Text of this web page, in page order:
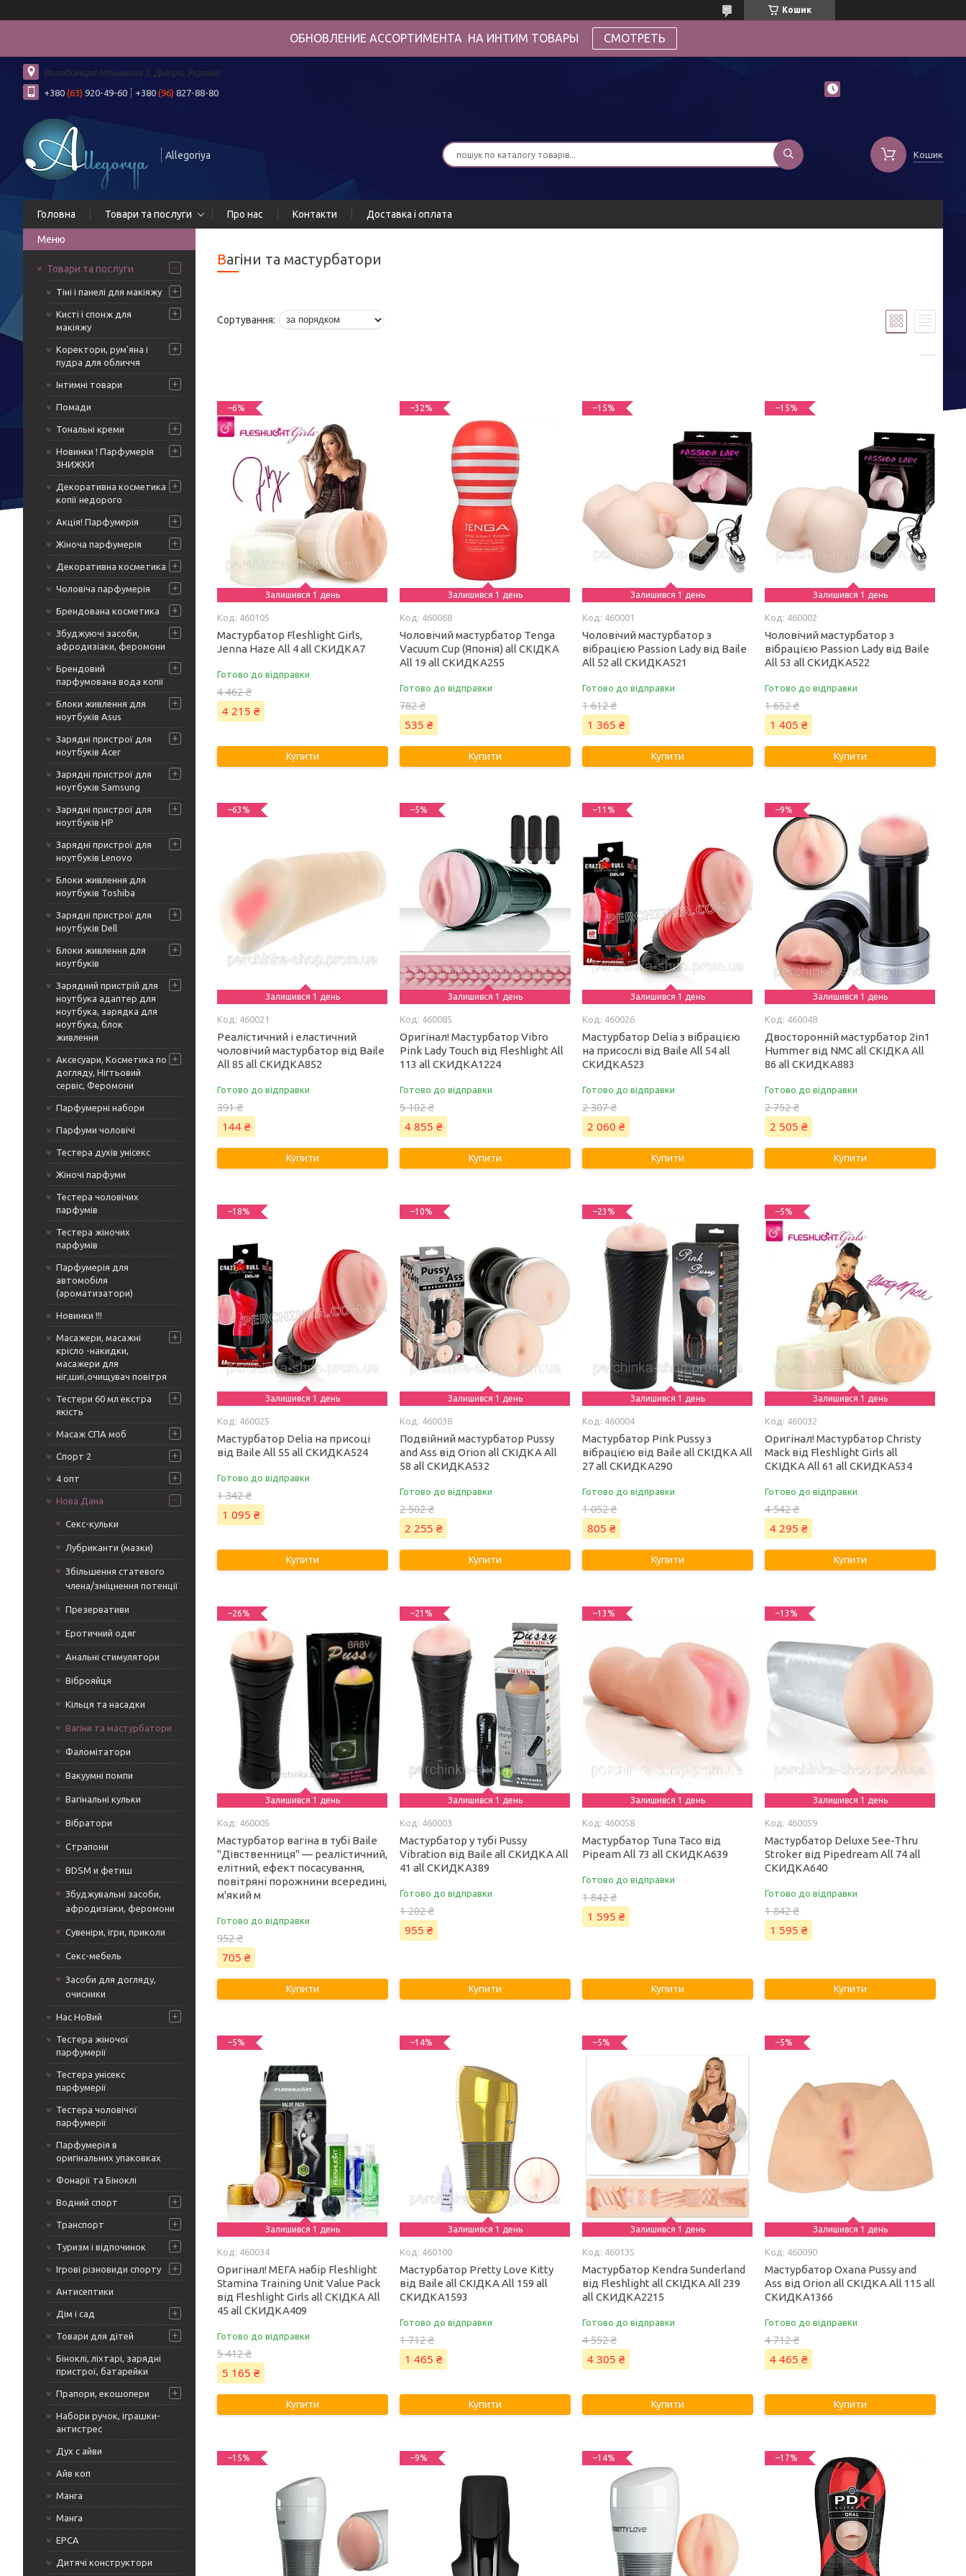
Кошик
ОБНОВЛЕНИЕ АССОРТИМЕНТА НА ИНТИМ ТОВАРЫ СМОТРЕТЬ
Володимира Мономаха 7, Дніпро, Україна
+380 (63) 920-49-60 +380 (96) 827-88-80
Allegoriya Кошик
Головна Товари та послуги Про нас Контакти Доставка і оплата
Товари та послуги
Тіні і панелі для макіяжу
Кисті і спонж для
макіяжу
Коректори, рум'яна і
пудра для обличчя
Інтимні товари
Помади
Тональні креми
Новинки ! Парфумерія
ЗНИЖКИ
Декоративна косметика
копії недорого
Акція! Парфумерія
Жіноча парфумерія
Декоративна косметика
Чоловіча парфумерія
Брендована косметика
Збуджуючі засоби,
афродизіаки, феромони
Брендовий
парфумована вода копії
Блоки живлення для
ноутбуків Asus
Зарядні пристрої для
ноутбуків Acer
Зарядні пристрої для
ноутбуків Samsung
Зарядні пристрої для
ноутбуків HP
Зарядні пристрої для
ноутбуків Lenovo
Блоки живлення для
ноутбуків Toshiba
Зарядні пристрої для
ноутбуків Dell
Блоки живлення для
ноутбуків
Зарядний пристрій для
ноутбука адаптер для
ноутбука, зарядка для
ноутбука, блок
живлення
Аксесуари, Косметика по
догляду, Нігтьовий
сервіс, Феромони
Парфумерні набори
Парфуми чоловічі
Тестера духів унісекс
Жіночі парфуми
Тестера чоловічих
парфумів
Тестера жіночих
парфумів
Парфумерія для
автомобіля
(ароматизатори)
Новинки !!!
Масажери, масажні
крісло -накидки,
масажери для
ніг,шиї,очищувач повітря
Тестери 60 мл екстра
якість
Масаж СПА моб
Спорт 2
4 опт
Нова Дана
Секс-кульки
Лубриканти (мазки)
Збільшення статевого
члена/зміцнення потенції
Презервативи
Еротичний одяг
Анальні стимулятори
Віброяйця
Кільця та насадки
Вагіни та мастурбатори
Фаломітатори
Вакуумні помпи
Вагінальні кульки
Вібратори
Страпони
BDSM и фетиш
Збуджувальні засоби,
афродизіаки, феромони
Сувеніри, ігри, приколи
Секс-мебель
Засоби для догляду,
очисники
Нас НоВий
Тестера жіночої
парфумерії
Тестера унісекс
парфумерії
Тестера чоловічої
парфумерії
Парфумерія в
оригінальних упаковках
Фонарії та Біноклі
Водний спорт
Транспорт
Туризм і відпочинок
Ігрові різновиди спорту
Антисептики
Дім і сад
Товари для дітей
Біноклі, ліхтарі, зарядні
пристрої, батарейки
Прапори, екошопери
Набори ручок, іграшки-
антистрес
Дух с айви
Айв коп
Манга
Манга
ЕРСА
Дитячі конструктори
Вагіни та мастурбатори
–6%
Залишився 1 день
460105
Мастурбатор Fleshlight Girls,
Jenna Haze All 4 all СКИДКА7
Готово до відправки
4 462 ₴
4 215 ₴
Купити
–32%
Залишився 1 день
460068
Чоловічий мастурбатор Tenga
Vacuum Cup (Японія) all СКІДКА
All 19 all СКИДКА255
Готово до відправки
782 ₴
535 ₴
Купити
–15%
Залишився 1 день
460001
Чоловічий мастурбатор з
вібрацією Passion Lady від Baile
All 52 all СКИДКА521
Готово до відправки
1 612 ₴
1 365 ₴
Купити
–15%
Залишився 1 день
460002
Чоловічий мастурбатор з
вібрацією Passion Lady від Baile
All 53 all СКИДКА522
Готово до відправки
1 652 ₴
1 405 ₴
Купити
–63%
Залишився 1 день
460021
Реалістичний і еластичний
чоловічий мастурбатор від Baile
All 85 all СКИДКА852
Готово до відправки
391 ₴
144 ₴
Купити
–5%
Залишився 1 день
460085
Оригінал! Мастурбатор Vibro
Pink Lady Touch від Fleshlight All
113 all СКИДКА1224
Готово до відправки
5 102 ₴
4 855 ₴
Купити
–11%
Залишився 1 день
460026
Мастурбатор Delia з вібрацією
на присослі від Baile All 54 all
СКИДКА523
Готово до відправки
2 307 ₴
2 060 ₴
Купити
–9%
Залишився 1 день
460048
Двосторонній мастурбатор 2in1
Hummer від NMC all СКІДКА All
86 all СКИДКА883
Готово до відправки
2 752 ₴
2 505 ₴
Купити
–18%
Залишився 1 день
460025
Мастурбатор Delia на присоці
від Baile All 55 all СКИДКА524
Готово до відправки
1 342 ₴
1 095 ₴
Купити
–10%
Залишився 1 день
460038
Подвійний мастурбатор Pussy
and Ass від Orion all СКІДКА All
58 all СКИДКА532
Готово до відправки
2 502 ₴
2 255 ₴
Купити
–23%
Залишився 1 день
460004
Мастурбатор Pink Pussy з
вібрацією від Baile all СКІДКА All
27 all СКИДКА290
Готово до відправки
1 052 ₴
805 ₴
Купити
–5%
Залишився 1 день
460032
Оригінал! Мастурбатор Christy
Mack від Fleshlight Girls all
СКІДКА All 61 all СКИДКА534
Готово до відправки
4 542 ₴
4 295 ₴
Купити
–26%
Залишився 1 день
460005
Мастурбатор вагіна в тубі Baile
"Дівственниця" — реалістичний,
елітний, ефект посасування,
повітряні порожнини всередині,
м'який м
Готово до відправки
952 ₴
705 ₴
Купити
–21%
Залишився 1 день
460003
Мастурбатор у тубі Pussy
Vibration від Baile all CКИДКА All
41 all СКИДКА389
Готово до відправки
1 202 ₴
955 ₴
Купити
–13%
Залишився 1 день
460058
Мастурбатор Tuna Taco від
Pipeam All 73 all СКИДКА639
Готово до відправки
1 842 ₴
1 595 ₴
Купити
–13%
Залишився 1 день
460059
Мастурбатор Deluxe See-Thru
Stroker від Pipedream All 74 all
СКИДКА640
Готово до відправки
1 842 ₴
1 595 ₴
Купити
–5%
Залишився 1 день
460034
Оригінал! МЕГА набір Fleshlight
Stamina Training Unit Value Pack
від Fleshlight Girls all СКІДКА All
45 all СКИДКА409
Готово до відправки
5 412 ₴
5 165 ₴
Купити
–14%
Залишився 1 день
460100
Мастурбатор Pretty Love Kitty
від Baile all СКІДКА All 159 all
СКИДКА1593
Готово до відправки
1 712 ₴
1 465 ₴
Купити
–5%
Залишився 1 день
460135
Мастурбатор Kendra Sunderland
від Fleshlight all СКІДКА All 239
all СКИДКА2215
Готово до відправки
4 552 ₴
4 305 ₴
Купити
–5%
Залишився 1 день
460090
Мастурбатор Oxana Pussy and
Ass від Orion all СКІДКА All 115 all
СКИДКА1366
Готово до відправки
4 712 ₴
4 465 ₴
Купити
–15% –9% –14% –17%